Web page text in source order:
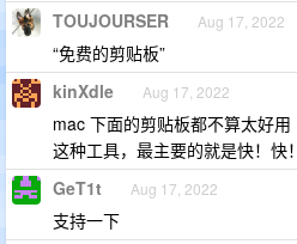
TOUJOURSER Aug 17, 2022
“免费的剪贴板”
kinXdle Aug 17, 2022
mac 下面的剪贴板都不算太好用
这种工具，最主要的就是快！快
GeT1t Aug 17, 2022
支持一下